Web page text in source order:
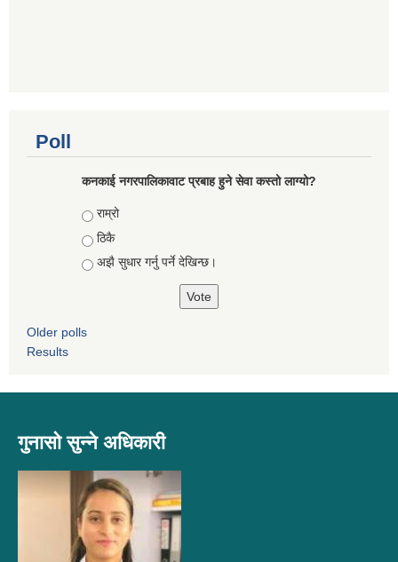
Poll
कनकाई नगरपालिकावाट प्रबाह हुने सेवा कस्तो लाग्यो?
Choices
राम्रो
ठिकै
अझै सुधार गर्नु पर्ने देखिन्छ।
Older polls
Results
गुनासो सुन्ने अधिकारी